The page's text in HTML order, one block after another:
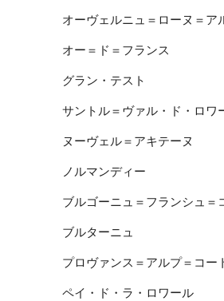
オーヴェルニュ＝ローヌ＝ア
オー＝ド＝フランス
グラン・テスト
サントル＝ヴァル・ド・ロワ
ヌーヴェル＝アキテーヌ
ノルマンディー
ブルゴーニュ＝フランシュ＝
ブルターニュ
プロヴァンス＝アルプ＝コー
ペイ・ド・ラ・ロワール